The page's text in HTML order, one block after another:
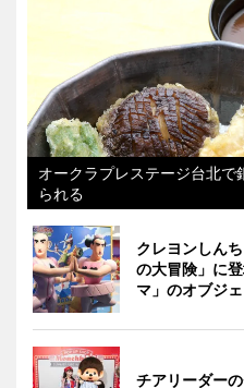
オークラプレステージ台北
られる
クレヨンしん
の大冒険」に
マ」のオブジ
チアリーダー